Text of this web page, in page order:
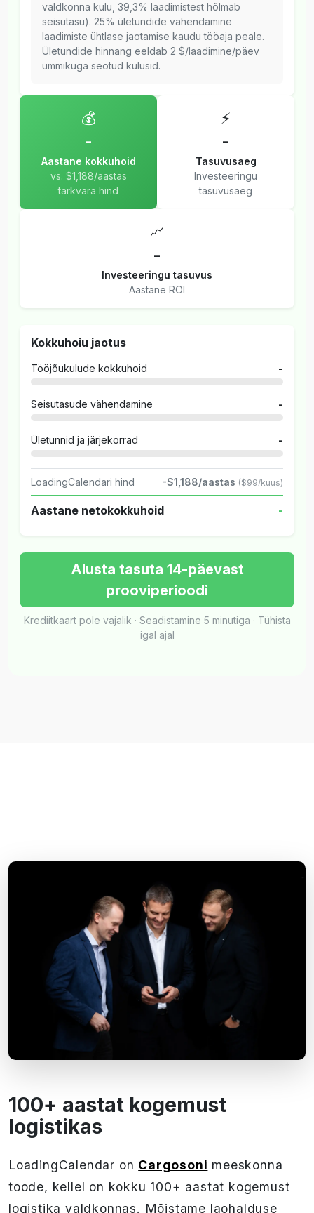
valdkonna kulu, 39,3% laadimistest hõlmab
seisutasu). 25% ületundide vähendamine
laadimiste ühtlase jaotamise kaudu tööaja peale.
Ületundide hinnang eeldab 2 $/laadimine/päev
ummikuga seotud kulusid.
💰
-
Aastane kokkuhoid
vs. $1,188/aastas
tarkvara hind
⚡
-
Tasuvusaeg
Investeeringu
tasuvusaeg
📈
-
Investeeringu tasuvus
Aastane ROI
Kokkuhoiu jaotus
Tööjõukulude kokkuhoid -
Seisutasude vähendamine -
Ületunnid ja järjekorrad -
LoadingCalendari hind -$1,188/aastas ($99/kuus)
Aastane netokokkuhoid -
Alusta tasuta 14-päevast
prooviperioodi
Krediitkaart pole vajalik · Seadistamine 5 minutiga · Tühista
igal ajal
100+ aastat kogemust
logistikas
LoadingCalendar on Cargosoni meeskonna
toode, kellel on kokku 100+ aastat kogemust
logistika valdkonnas. Mõistame laohalduse